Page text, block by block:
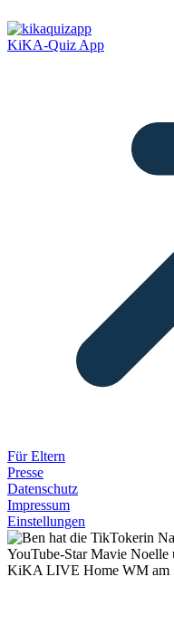
KiKA-Quiz App
Für Eltern
Presse
Datenschutz
Impressum
Einstellungen